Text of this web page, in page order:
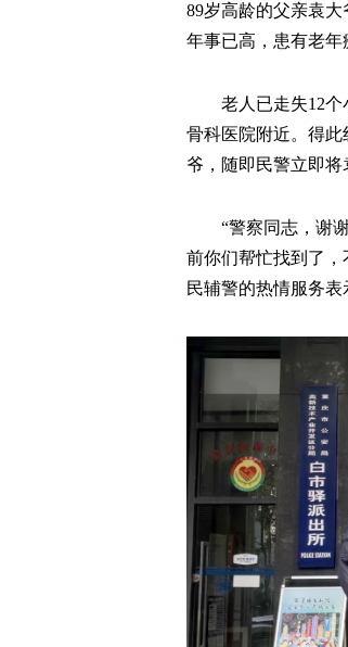
89岁高龄的父亲袁
年事已高，患有老年
老人已走失12
骨科医院附近。得
爷，随即民警立即将
“警察同志，谢
前你们帮忙找到了，
民辅警的热情服务表